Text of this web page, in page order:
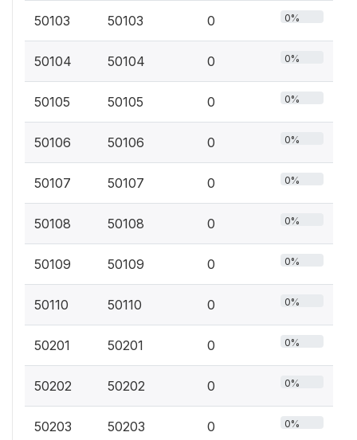
50103 50103 0 0%
50104 50104 0 0%
50105 50105 0 0%
50106 50106 0 0%
50107 50107 0 0%
50108 50108 0 0%
50109 50109 0 0%
50110 50110 0 0%
50201 50201 0 0%
50202 50202 0 0%
50203 50203 0 0%